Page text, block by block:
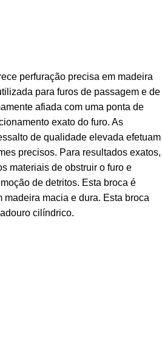
perfuração precisa em madeira
para furos de passagem e de
afiada com uma ponta de
exato do furo. As
de qualidade elevada efetuam
precisos. Para resultados exatos,
materiais de obstruir o furo e
de detritos. Esta broca é
macia e dura. Esta broca
cilíndrico.